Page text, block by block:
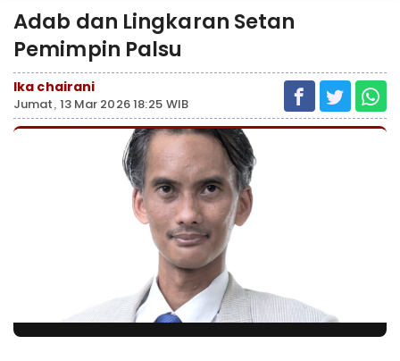
Adab dan Lingkaran Setan
Pemimpin Palsu
Ika chairani
Jumat, 13 Mar 2026 18:25 WIB